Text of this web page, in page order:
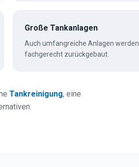
Große Tankanlagen
Auch umfangreiche Anlagen werden
fachgerecht zurückgebaut.
Tankreinigung, eine